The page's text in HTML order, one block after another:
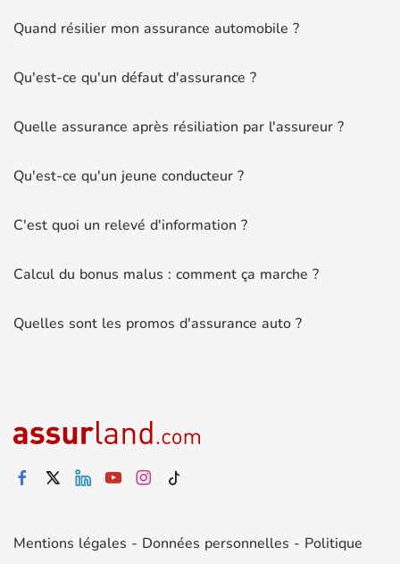
Quand résilier mon assurance automobile ?
Qu'est-ce qu'un défaut d'assurance ?
Quelle assurance après résiliation par l'assureur ?
Qu'est-ce qu'un jeune conducteur ?
C'est quoi un relevé d'information ?
Calcul du bonus malus : comment ça marche ?
Quelles sont les promos d'assurance auto ?
Mentions légales - Données personnelles - Politique